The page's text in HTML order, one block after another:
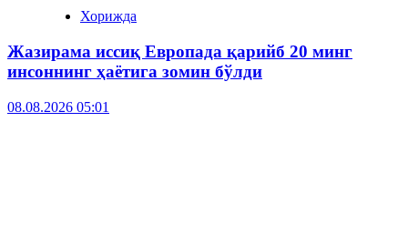
Хорижда
Жазирама иссиқ Европада қарийб 20 минг
инсоннинг ҳаётига зомин бўлди
08.08.2026 05:01